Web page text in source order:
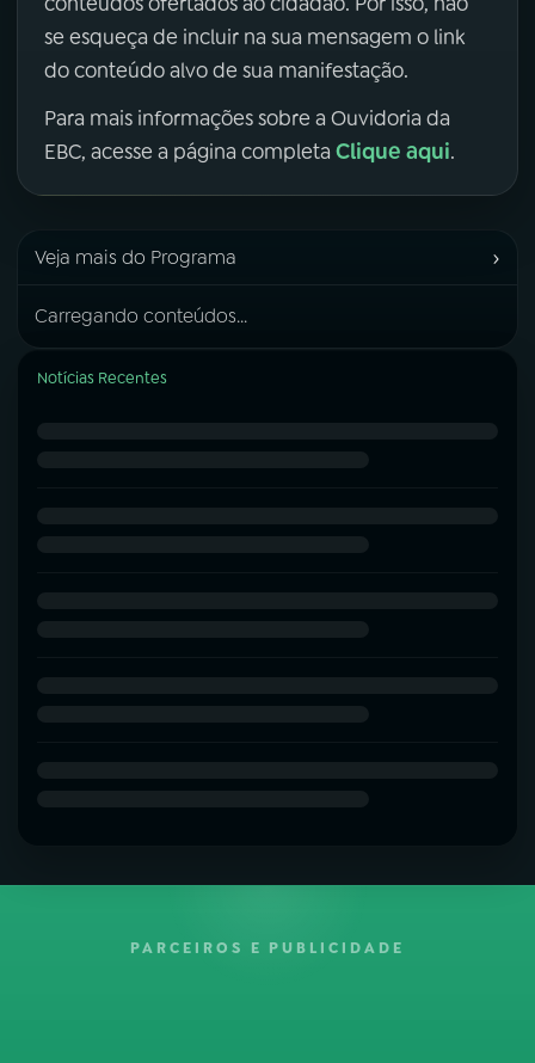
se esqueça de incluir na sua mensagem o link
do conteúdo alvo de sua manifestação.
Para mais informações sobre a Ouvidoria da
EBC, acesse a página completa Clique aqui.
Veja mais do Programa ›
Carregando conteúdos...
Notícias Recentes
PARCEIROS E PUBLICIDADE